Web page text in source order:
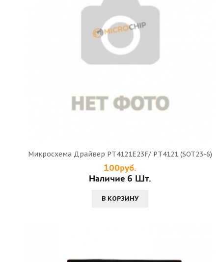
Микросхема Драйвер PT4121E23F/ PT4121 (SOT23-6)
100руб.
Наличие 6 Шт.
В КОРЗИНУ